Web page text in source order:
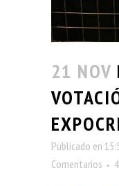
21 NOV
Publicado en
Comentarios
4